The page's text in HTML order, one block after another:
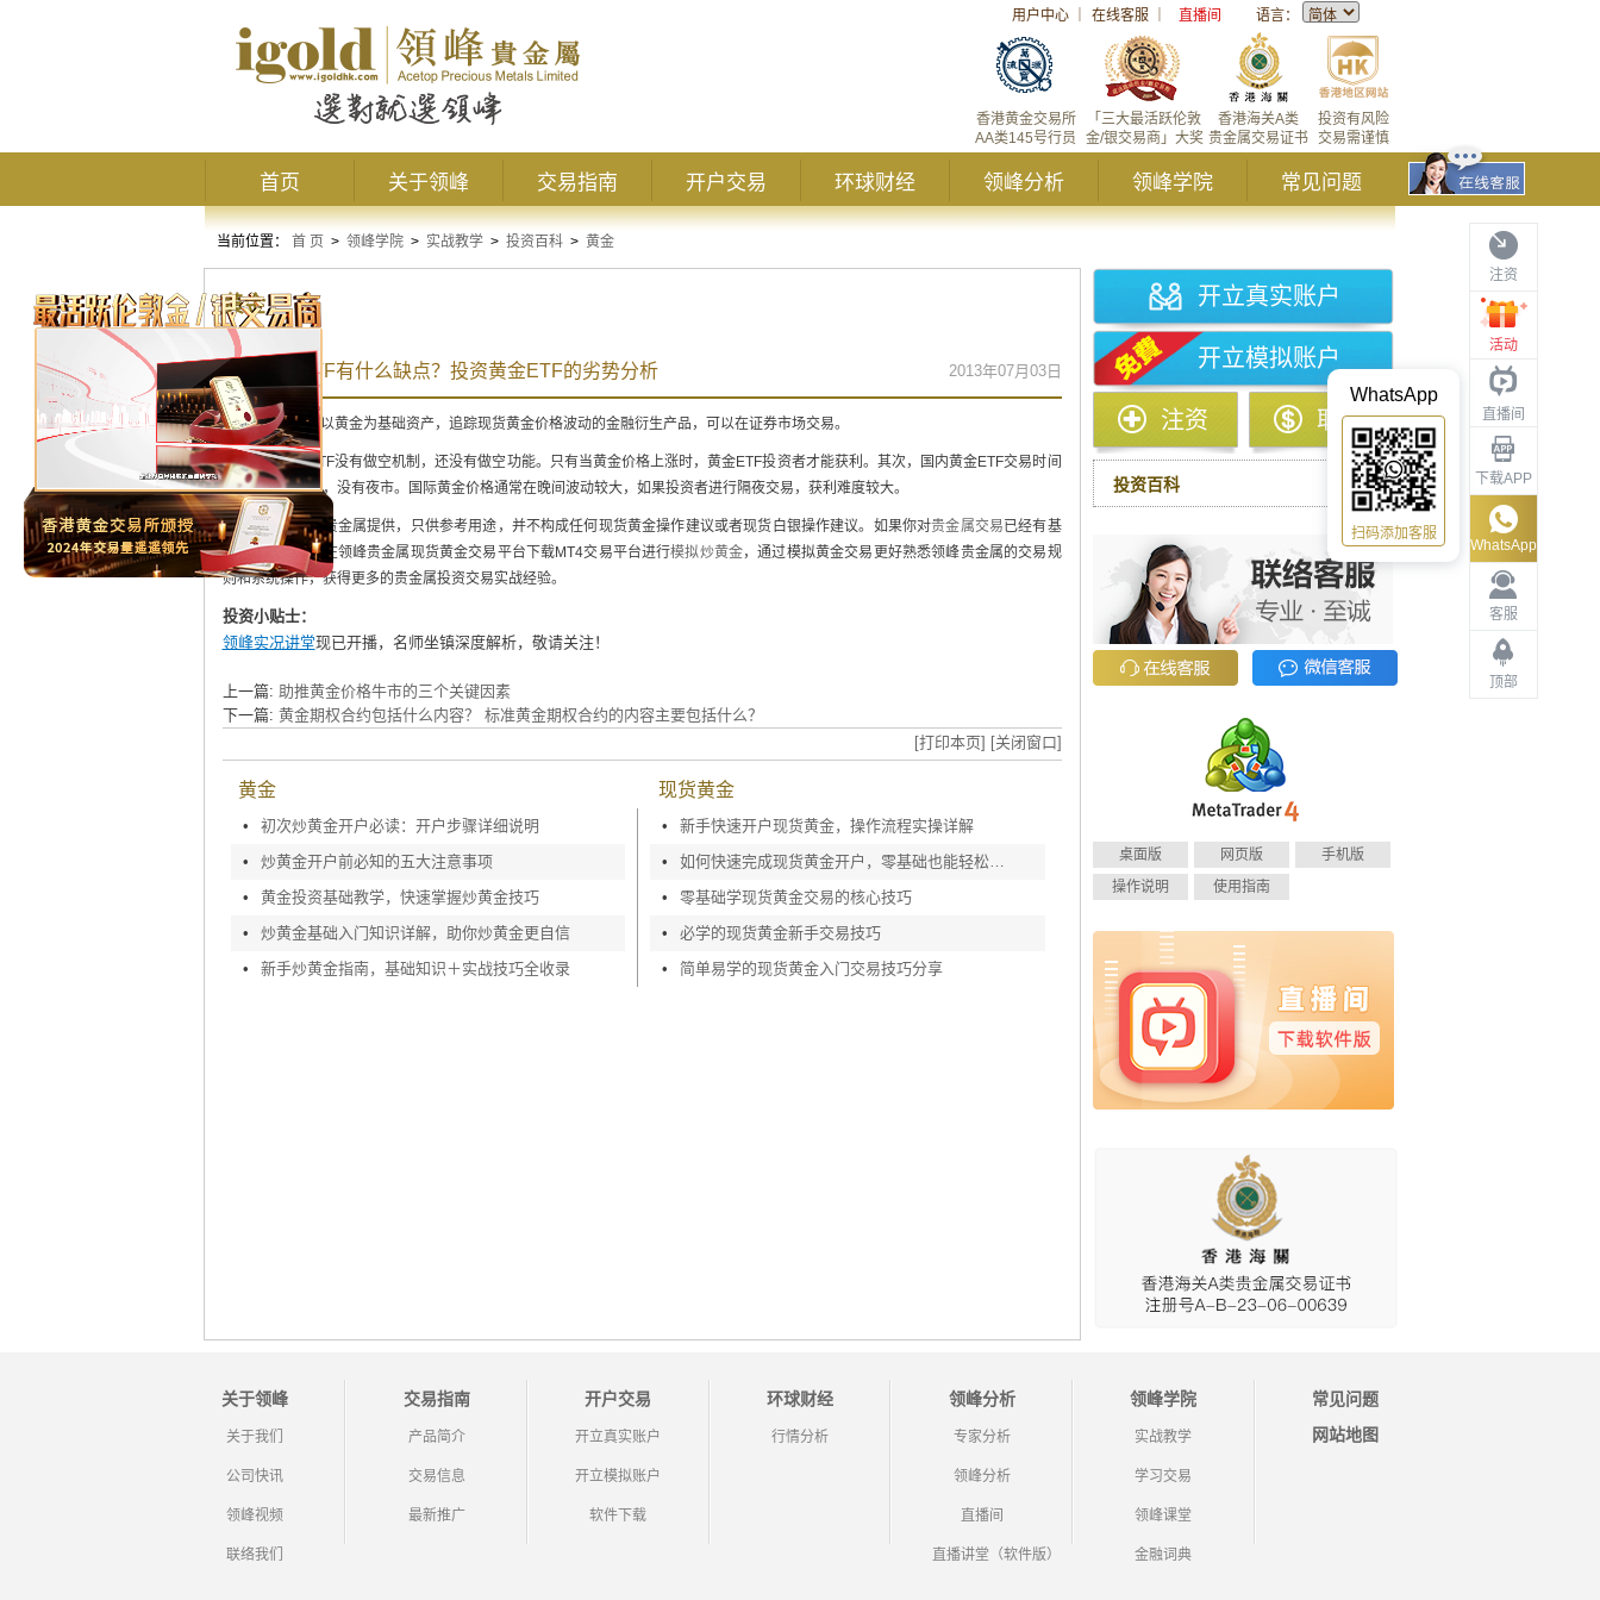
用户中心 在线客服 直播间 语言：
投资有风险
交易需谨慎
香港海关A类
贵金属交易证书
「三大最活跃伦敦
金/银交易商」大奖
香港黄金交易所
AA类145号行员
首页 关于领峰 交易指南 开户交易 环球财经 领峰分析 领峰学院 常见问题
注资
活动
直播间
下载APP
客服
顶部
WhatsApp
WhatsApp
扫码添加客服
当前位置： 首 页 > 领峰学院 > 实战教学 > 投资百科 > 黄金
黄金
投资黄金ETF有什么缺点？投资黄金ETF的劣势分析 2013年07月03日
黄金ETF是一种以黄金为基础资产，追踪现货黄金价格波动的金融衍生产品，可以在证券市场交易。
目前国内黄金ETF没有做空机制，还没有做空功能。只有当黄金价格上涨时，黄金ETF投资者才能获利。其次，国内黄金ETF交易时间
与国内股市一致，没有夜市。国际黄金价格通常在晚间波动较大，如果投资者进行隔夜交易，获利难度较大。
以上内容由领峰贵金属提供，只供参考用途，并不构成任何现货黄金操作建议或者现货白银操作建议。如果你对贵金属交易已经有基
本的了解，推荐在领峰贵金属现货黄金交易平台下载MT4交易平台进行模拟炒黄金，通过模拟黄金交易更好熟悉领峰贵金属的交易规
则和系统操作，获得更多的贵金属投资交易实战经验。
投资小贴士：
领峰实况讲堂现已开播，名师坐镇深度解析，敬请关注！
上一篇: 助推黄金价格牛市的三个关键因素
下一篇: 黄金期权合约包括什么内容？ 标准黄金期权合约的内容主要包括什么？
[打印本页] [关闭窗口]
黄金
•
初次炒黄金开户必读：开户步骤详细说明
•
炒黄金开户前必知的五大注意事项
•
黄金投资基础教学，快速掌握炒黄金技巧
•
炒黄金基础入门知识详解，助你炒黄金更自信
•
新手炒黄金指南，基础知识＋实战技巧全收录
现货黄金
•
新手快速开户现货黄金，操作流程实操详解
•
如何快速完成现货黄金开户，零基础也能轻松上手
•
零基础学现货黄金交易的核心技巧
•
必学的现货黄金新手交易技巧
•
简单易学的现货黄金入门交易技巧分享
开立真实账户
开立模拟账户
注资 取款
投资百科
桌面版 网页版
手机版
操作说明
使用指南
关于领峰
关于我们
公司快讯
领峰视频
联络我们
交易指南
产品简介
交易信息
最新推广
开户交易
开立真实账户
开立模拟账户
软件下载
环球财经
行情分析
领峰分析
专家分析
领峰分析
直播间
直播讲堂（软件版）
领峰学院
实战教学
学习交易
领峰课堂
金融词典
常见问题
网站地图